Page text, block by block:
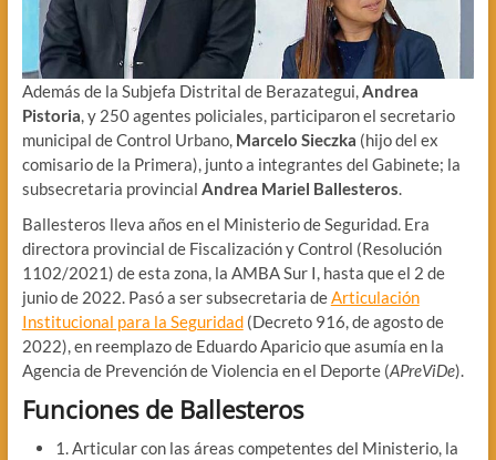
Además de la Subjefa Distrital de Berazategui,Andrea
Pistoria, y 250 agentes policiales, participaron el secretario
municipal de Control Urbano, Marcelo Sieczka (hijo del ex
comisario de la Primera), junto a integrantes del Gabinete; la
subsecretaria provincial Andrea Mariel Ballesteros.
Ballesteros lleva años en el Ministerio de Seguridad. Era
directora provincial de Fiscalización y Control (Resolución
1102/2021) de esta zona, la AMBA Sur I, hasta que el 2 de
junio de 2022. Pasó a ser subsecretaria deArticulación
Institucional para la Seguridad(Decreto 916, de agosto de
2022), en reemplazo de Eduardo Aparicio que asumía en la
Agencia de Prevención de Violencia en el Deporte (APreViDe).
Funciones de Ballesteros
1. Articular con las áreas competentes del Ministerio, la